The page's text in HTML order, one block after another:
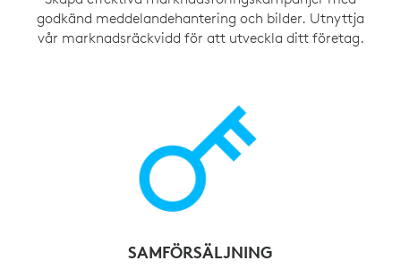
godkänd meddelandehantering och bilder. Utnyttja
vår marknadsräckvidd för att utveckla ditt företag.
SAMFÖRSÄLJNING